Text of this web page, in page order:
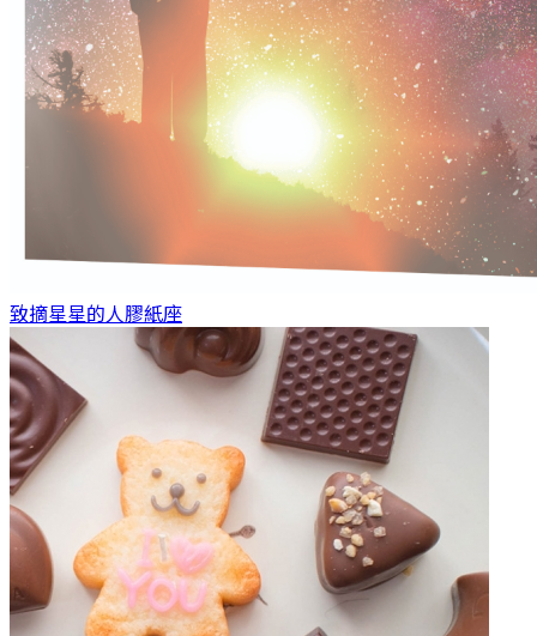
致摘星星的人 膠紙座